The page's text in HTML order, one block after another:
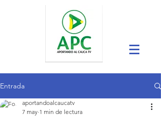
Entrada
aportandoalcaucatv
7 may 1 min de lectura